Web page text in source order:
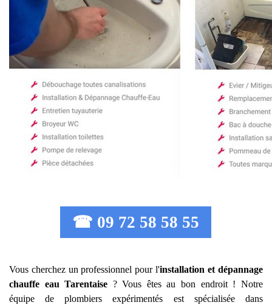
☎ 09 72 58 58 55
Vous cherchez un professionnel pour l'installation et dépannage
chauffe eau Tarentaise ? Vous êtes au bon endroit ! Notre
équipe de plombiers expérimentés est spécialisée dans